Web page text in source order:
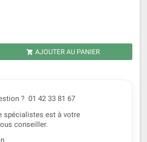
 AJOUTER AU PANIER
? 01 42 33 81 67
spécialistes est à votre
conseiller.